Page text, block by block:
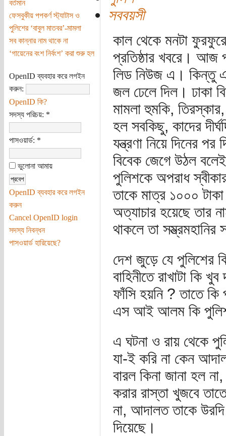
বর্তমান
ফেসবুকীয় পপকর্ণ স্ট্যাটাস ও
পুলিশের ‘বাবুল মাতবর’-মামলা
সব কান্নার নাম থাকে না
‘গায়েনের বংশ নির্বংশ’ করা শুরু হল
OpenID ব্যবহার করে লগইন
করুন:
OpenID কি?
সদস্য পরিচয়: *
পাসওয়ার্ড: *
ভুলোনা আমায়
OpenID ব্যবহার করে লগইন
করুন
Cancel OpenID login
সদস্য নিবন্ধন
পাসওয়ার্ড হারিয়েছে?
সববয়সী
কাল থেকে মনটা
প্রতিষ্ঠার খবরে। আজ
লিড নিউজ এ। কিন্তু
জল ঢেলে দিল। ঢাকা
মামলা হুমকি,
হল সবকিছু, কাদের
যন্ত্রণা নিয়ে দিনের
বিবেক জেগে উঠল
পুলিশকে অপরাধ
তাকে মাত্র ১০০০
অত্যাচার হয়েছে তার
থাকলে তা
দেশ জুড়ে যে পুলিশের
বাহিনীতে রাখাটা কি
ফাঁসি হয়নি ? তাতে কি
এস আই আলম কি পুলিশ
এ ঘটনা ও রায় থেকে
যা-ই করি না কেন
বারল কিনা জানা হল
করার রাস্তা খুজবে
না, আদালত তাকে
দিয়েছে।